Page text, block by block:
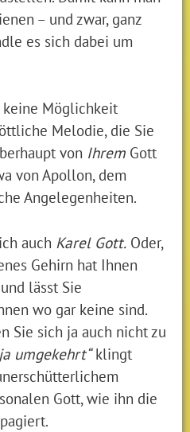
– und zwar, ganz
es sich dabei um
keine Möglichkeit
Melodie, die Sie
von Ihrem Gott
von Apollon, dem
Angelegenheiten.
auch Karel Gott. Oder,
Gehirn hat Ihnen
lässt Sie
wo gar keine sind.
Sie sich ja auch nicht zu
umgekehrt“klingt
Gott, wie ihn die